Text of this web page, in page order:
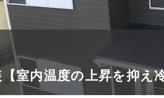
室内温度の上昇を抑え